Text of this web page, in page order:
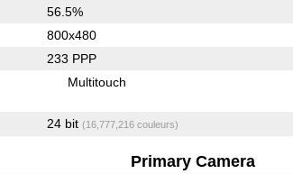
56.5%
800x480
233 PPP
Multitouch
24 bit (16,777,216 couleurs)
Primary Camera